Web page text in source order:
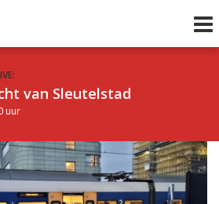
van Sleutelstad
uur
uur 1 van 0 Volgend uur